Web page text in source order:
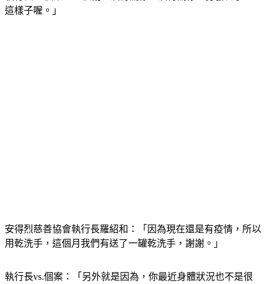
執行長vs.個案：「很亂，沒有關係，沒有關係，打發日子，
安得烈慈善協會執行長羅紹和：「因為現在還是有疫情，所以